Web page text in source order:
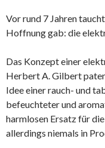
Vor rund 7 Jahren
Hoffnung gab: die
Das Konzept einer
Herbert A. Gilbert
Idee einer rauch- und
befeuchteter und
harmlosen Ersatz für
allerdings niemals in